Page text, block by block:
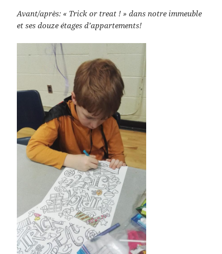
Avant/après: « Trick or treat ! » dans notre immeuble
et ses douze étages d’appartements!